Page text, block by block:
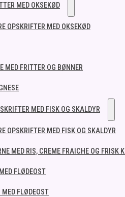
MED OKSEKØD
OPSKRIFTER MED OKSEKØD
MED FRITTER OG BØNNER
MED FISK OG SKALDYR
OPSKRIFTER MED FISK OG SKALDYR
MED RIS, CREME FRAICHE OG FRISK
FLØDEOST
MED FLØDEOST